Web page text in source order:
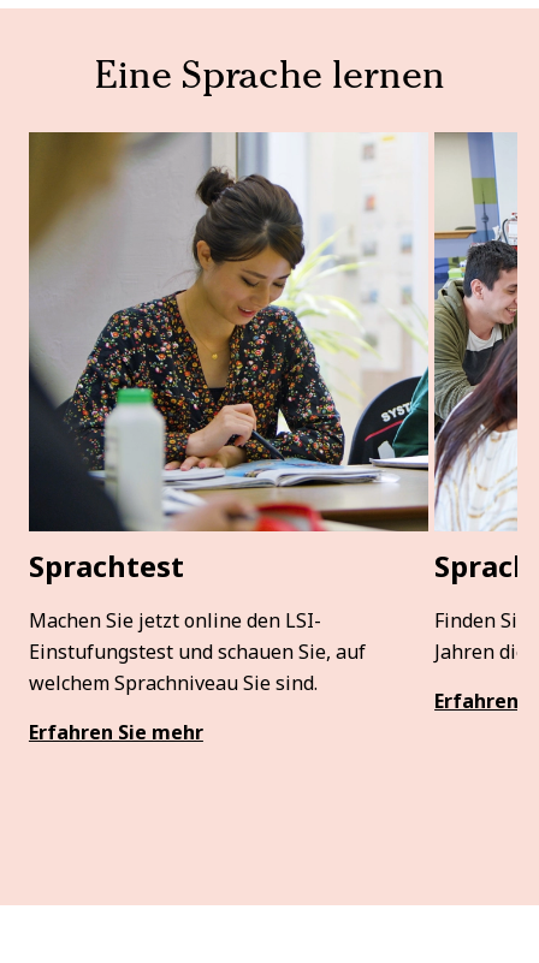
Eine Sprache lernen
Sprachtest
Machen Sie jetzt online den LSI-
Einstufungstest und schauen Sie, auf
welchem Sprachniveau Sie sind.
Erfahren Sie mehr
Finden Sie
Jahren die
Erfahren